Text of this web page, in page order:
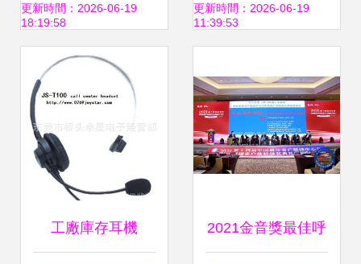
面解析
更新時間：2026-06-19
18:19:58
服務的協同優勢
更新時間：2026-06-19
11:39:53
工廠庫存耳機 2021金音獎最佳呼